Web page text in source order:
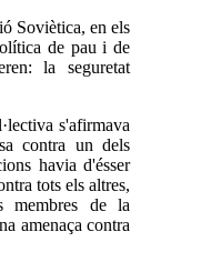
Soviètica, en els
de pau i de
la seguretat
s'afirmava
contra un dels
havia d'ésser
tots els altres,
membres de la
amenaça contra